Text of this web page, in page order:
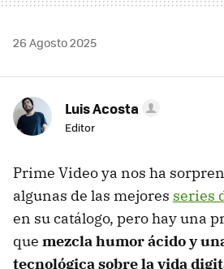
26 Agosto 2025
Luis Acosta
Editor
Prime Video ya nos ha
algunas de las mejores series
en su catálogo, pero hay una
que mezcla humor ácido y
tecnológica sobre la vida